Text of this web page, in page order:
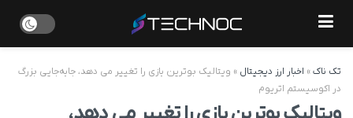
تک ناک» اخبار ارز دیجیتال » ویتالیک بوترین بازی را تغییر می‌ دهد، جابه‌جایی بزرگ
در اکوسیستم اتریوم